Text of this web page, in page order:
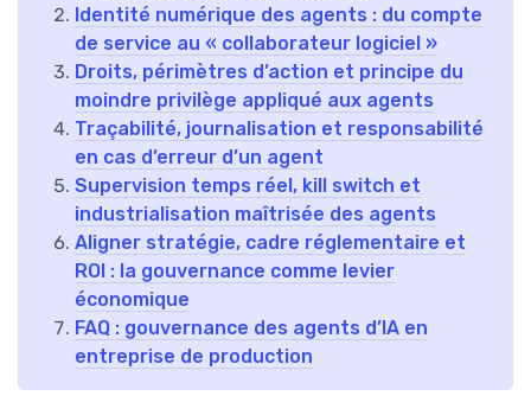
Identité numérique des agents : du compte
de service au « collaborateur logiciel »
Droits, périmètres d’action et principe du
moindre privilège appliqué aux agents
Traçabilité, journalisation et responsabilité
en cas d’erreur d’un agent
Supervision temps réel, kill switch et
industrialisation maîtrisée des agents
Aligner stratégie, cadre réglementaire et
ROI : la gouvernance comme levier
économique
FAQ : gouvernance des agents d’IA en
entreprise de production